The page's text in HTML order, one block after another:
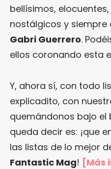
bellísimos,
nostálgicos y
Gabri Guerrero.
ellos coronando esta
Y, ahora sí, con todo
explicadito, con
quemándonos bajo el
queda decir es: ¡que
las listas de lo mejor
Fantastic Mag! [Más